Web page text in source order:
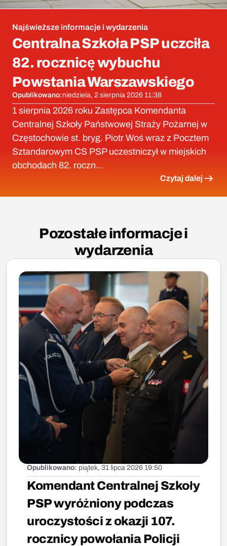
Najświeższe informacje i wydarzenia
Centralna Szkoła PSP uczciła
82. rocznicę wybuchu
Powstania Warszawskiego
Opublikowano:niedziela, 2 sierpnia 2026 11:38
1 sierpnia 2026 roku Zastępca Komendanta
Centralnej Szkoły Państwowej Straży Pożarnej w
Częstochowie st. bryg. Piotr Woś wraz z Pocztem
Sztandarowym CS PSP uczestniczył w miejskich
obchodach 82. roczn...
Czytaj dalej
Pozostałe informacje i
wydarzenia
Opublikowano: piątek, 31 lipca 2026 19:50
Komendant Centralnej Szkoły
PSP wyróżniony podczas
uroczystości z okazji 107.
rocznicy powołania Policji